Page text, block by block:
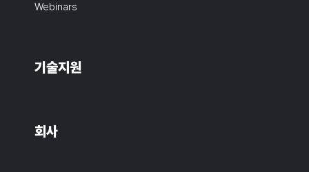
Webinars
기술지원
회사